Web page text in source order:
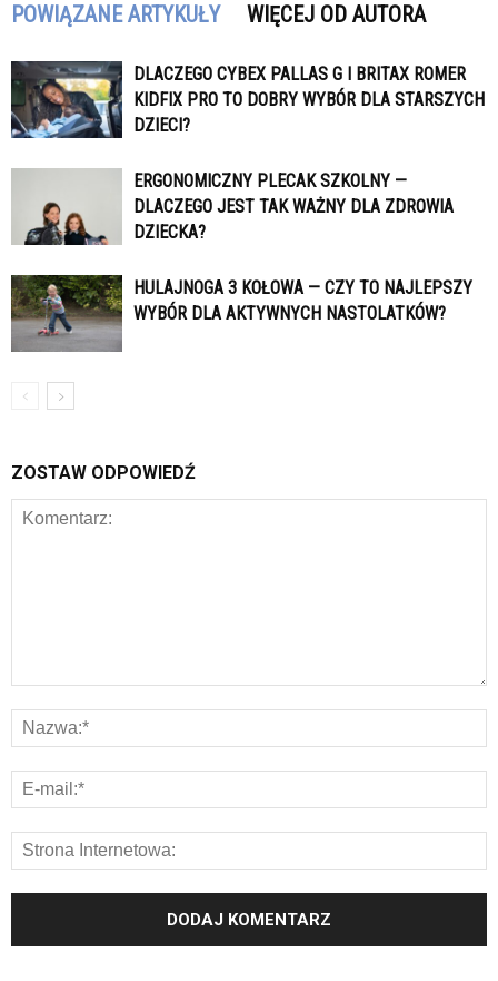
POWIĄZANE ARTYKUŁY WIĘCEJ OD AUTORA
DLACZEGO CYBEX PALLAS G I BRITAX ROMER
KIDFIX PRO TO DOBRY WYBÓR DLA STARSZYCH
DZIECI?
ERGONOMICZNY PLECAK SZKOLNY —
DLACZEGO JEST TAK WAŻNY DLA ZDROWIA
DZIECKA?
HULAJNOGA 3 KOŁOWA — CZY TO NAJLEPSZY
WYBÓR DLA AKTYWNYCH NASTOLATKÓW?
ZOSTAW ODPOWIEDŹ